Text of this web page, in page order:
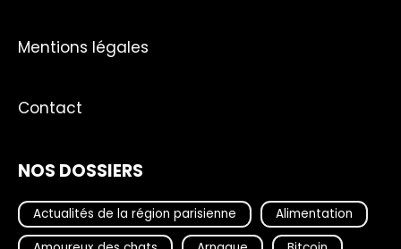
Mentions légales
Contact
NOS DOSSIERS
Actualités de la région parisienne
Alimentation